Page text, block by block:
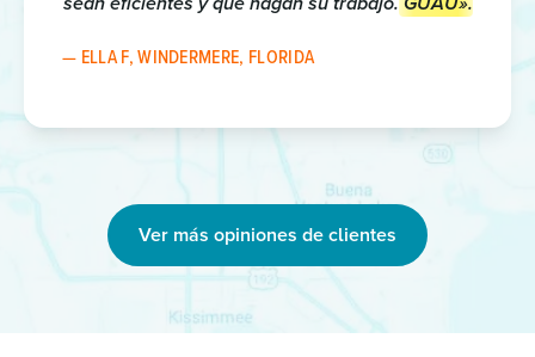
— ELLA F, WINDERMERE, FLORIDA
Ver más opiniones de clientes